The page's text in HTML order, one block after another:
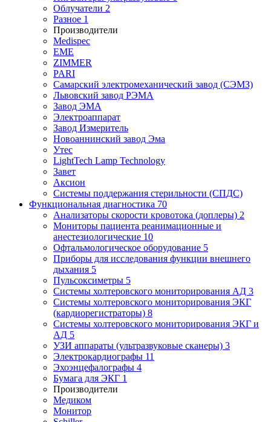
Облучатели 2
Разное 1
Производители
Medispec
EME
ZIMMER
PARI
Самарский электромеханический завод (СЭМЗ)
Львовский завод РЭМА
Завод ЭМА
Электроаппарат
Завод Измеритель
Новоаннинский завод Эма
Утес
LightTech Lamp Technology
Завет
Аксион
Системы поддержания стерильности (СПДС)
Функциональная диагностика 70
Анализаторы скорости кровотока (доплеры) 2
Мониторы пациента реанимационные и
анестезиологические 10
Офтальмологическое оборудование 5
Приборы для исследования функции внешнего
дыхания 5
Пульсоксиметры 5
Системы холтеровского мониторирования АД 3
Системы холтеровского мониторирования ЭКГ
(кардиорегистраторы) 8
Системы холтеровского мониторирования ЭКГ и
АД 5
УЗИ аппараты (ультразвуковые сканеры) 3
Электрокардиографы 11
Эхоэнцефалографы 4
Бумага для ЭКГ 1
Производители
Медиком
Монитор